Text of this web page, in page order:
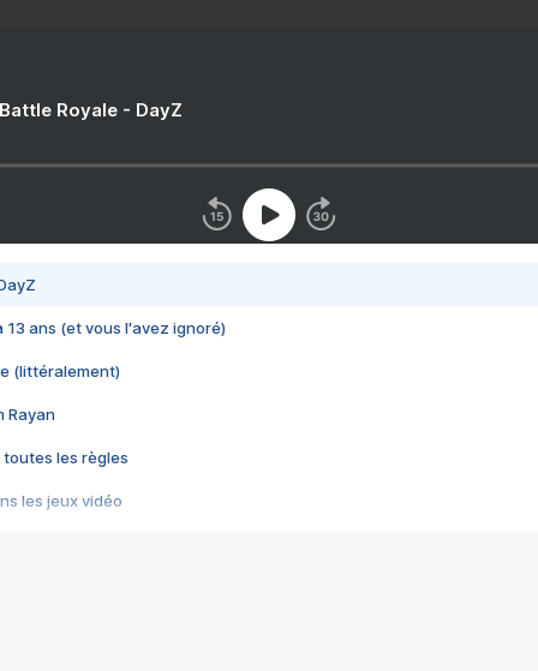
Royale - DayZ
13 ans (et vous l'avez ignoré)
(littéralement)
Rayan
toutes les règles
les jeux vidéo